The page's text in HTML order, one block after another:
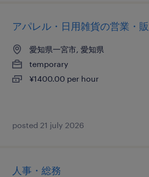
アパレル・日用雑貨の営業・
愛知県一宮市, 愛知県
temporary
¥1400.00 per hour
posted 21 july 2026
人事・総務